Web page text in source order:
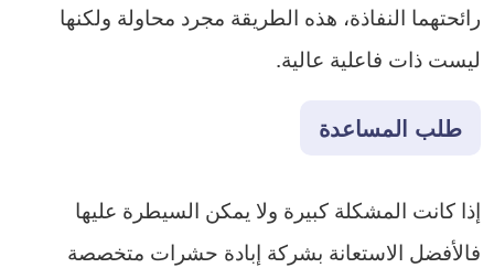
رائحتهما النفاذة، هذه الطريقة مجرد محاولة ولكنها
ليست ذات فاعلية عالية.
طلب المساعدة
إذا كانت المشكلة كبيرة ولا يمكن السيطرة عليها
فالأفضل الاستعانة بشركة إبادة حشرات متخصصة